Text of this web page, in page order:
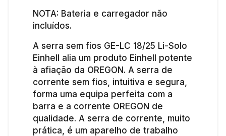
NOTA: Bateria e carregador não
incluídos.
A serra sem fios GE-LC 18/25 Li-Solo
Einhell alia um produto Einhell potente
à afiação da OREGON. A serra de
corrente sem fios, intuitiva e segura,
forma uma equipa perfeita com a
barra e a corrente OREGON de
qualidade. A serra de corrente, muito
prática, é um aparelho de trabalho